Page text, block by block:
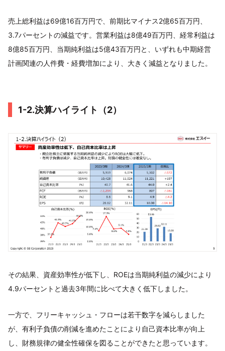
売上総利益は69億16百万円で、前期比マイナス2億65百万円、
3.7パーセントの減益です。営業利益は8億49百万円、経常利益は
8億85百万円、当期純利益は5億43百万円と、いずれも中期経営
計画関連の人件費・経費増加により、大きく減益となりました。
1-2.決算ハイライト（2）
その結果、資産効率性が低下し、ROEは当期純利益の減少により
4.9パーセントと過去3年間に比べて大きく低下しました。
一方で、フリーキャッシュ・フローは若干数字を減らしました
が、有利子負債の削減を進めたことにより自己資本比率が向上
し、財務規律の健全性確保を図ることができたと思っています。